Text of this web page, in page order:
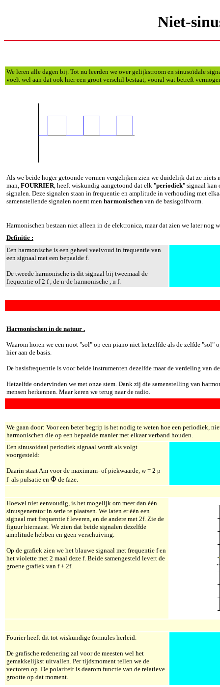
Niet-
We leren alle dagen bij. Tot nu leerden we over gelijkstroom en sinusoïdale
voelt wel aan dat ook hier een groot verschil bestaat, vooral wat betreft
Als we beide hoger getoonde vormen vergelijken zien we duidelijk dat ze niets
man, FOURRIER, heeft wiskundig aangetoond dat elk "periodiek" signaal kan
signalen. Deze signalen staan in frequentie en amplitude in verhouding met
samenstellende signalen noemt men harmonischen van de basisgolfvorm.
Harmonischen bestaan niet alleen in de elektronica, maar dat zien we later nog
Definitie :
Een harmonische is een geheel veelvoud in frequentie van
een signaal met een bepaalde f.
De tweede harmonische is dit signaal bij tweemaal de
frequentie of 2 f , de n-de harmonische , n f.
Harmonischen in de natuur .
Waarom horen we een noot "sol" op een piano niet hetzelfde als de zelfde "sol"
hier aan de basis.
De basisfrequentie is voor beide instrumenten dezelfde maar de verdeling van
Hetzelfde ondervinden we met onze stem. Dank zij die samenstelling van
mensen herkennen. Maar keren we terug naar de radio.
We gaan door: Voor een beter begrip is het nodig te weten hoe een periodiek,
harmonischen die op een bepaalde manier met elkaar verband houden.
Een sinusoidaal periodiek signaal wordt als volgt
voorgesteld:
Daarin staat Am voor de maximum- of piekwaarde, w= 2 p
f als pulsatie en Φ de faze.
Hoewel niet eenvoudig, is het mogelijk om meer dan één
sinusgenerator in serie te plaatsen. We laten er één een
signaal met frequentie f leveren, en de andere met 2f. Zie de
figuur hiernaast. We zien dat beide signalen dezelfde
amplitude hebben en geen verschuiving.
Op de grafiek zien we het blauwe signaal met frequentie f en
het violette met 2 maal deze f. Beide samengesteld levert de
groene grafiek van f + 2f.
Fourier heeft dit tot wiskundige formules herleid.
De grafische redenering zal voor de meesten wel het
gemakkelijkst uitvallen. Per tijdsmoment tellen we de
vectoren op. De polariteit is daarom functie van de relatieve
grootte op dat moment.